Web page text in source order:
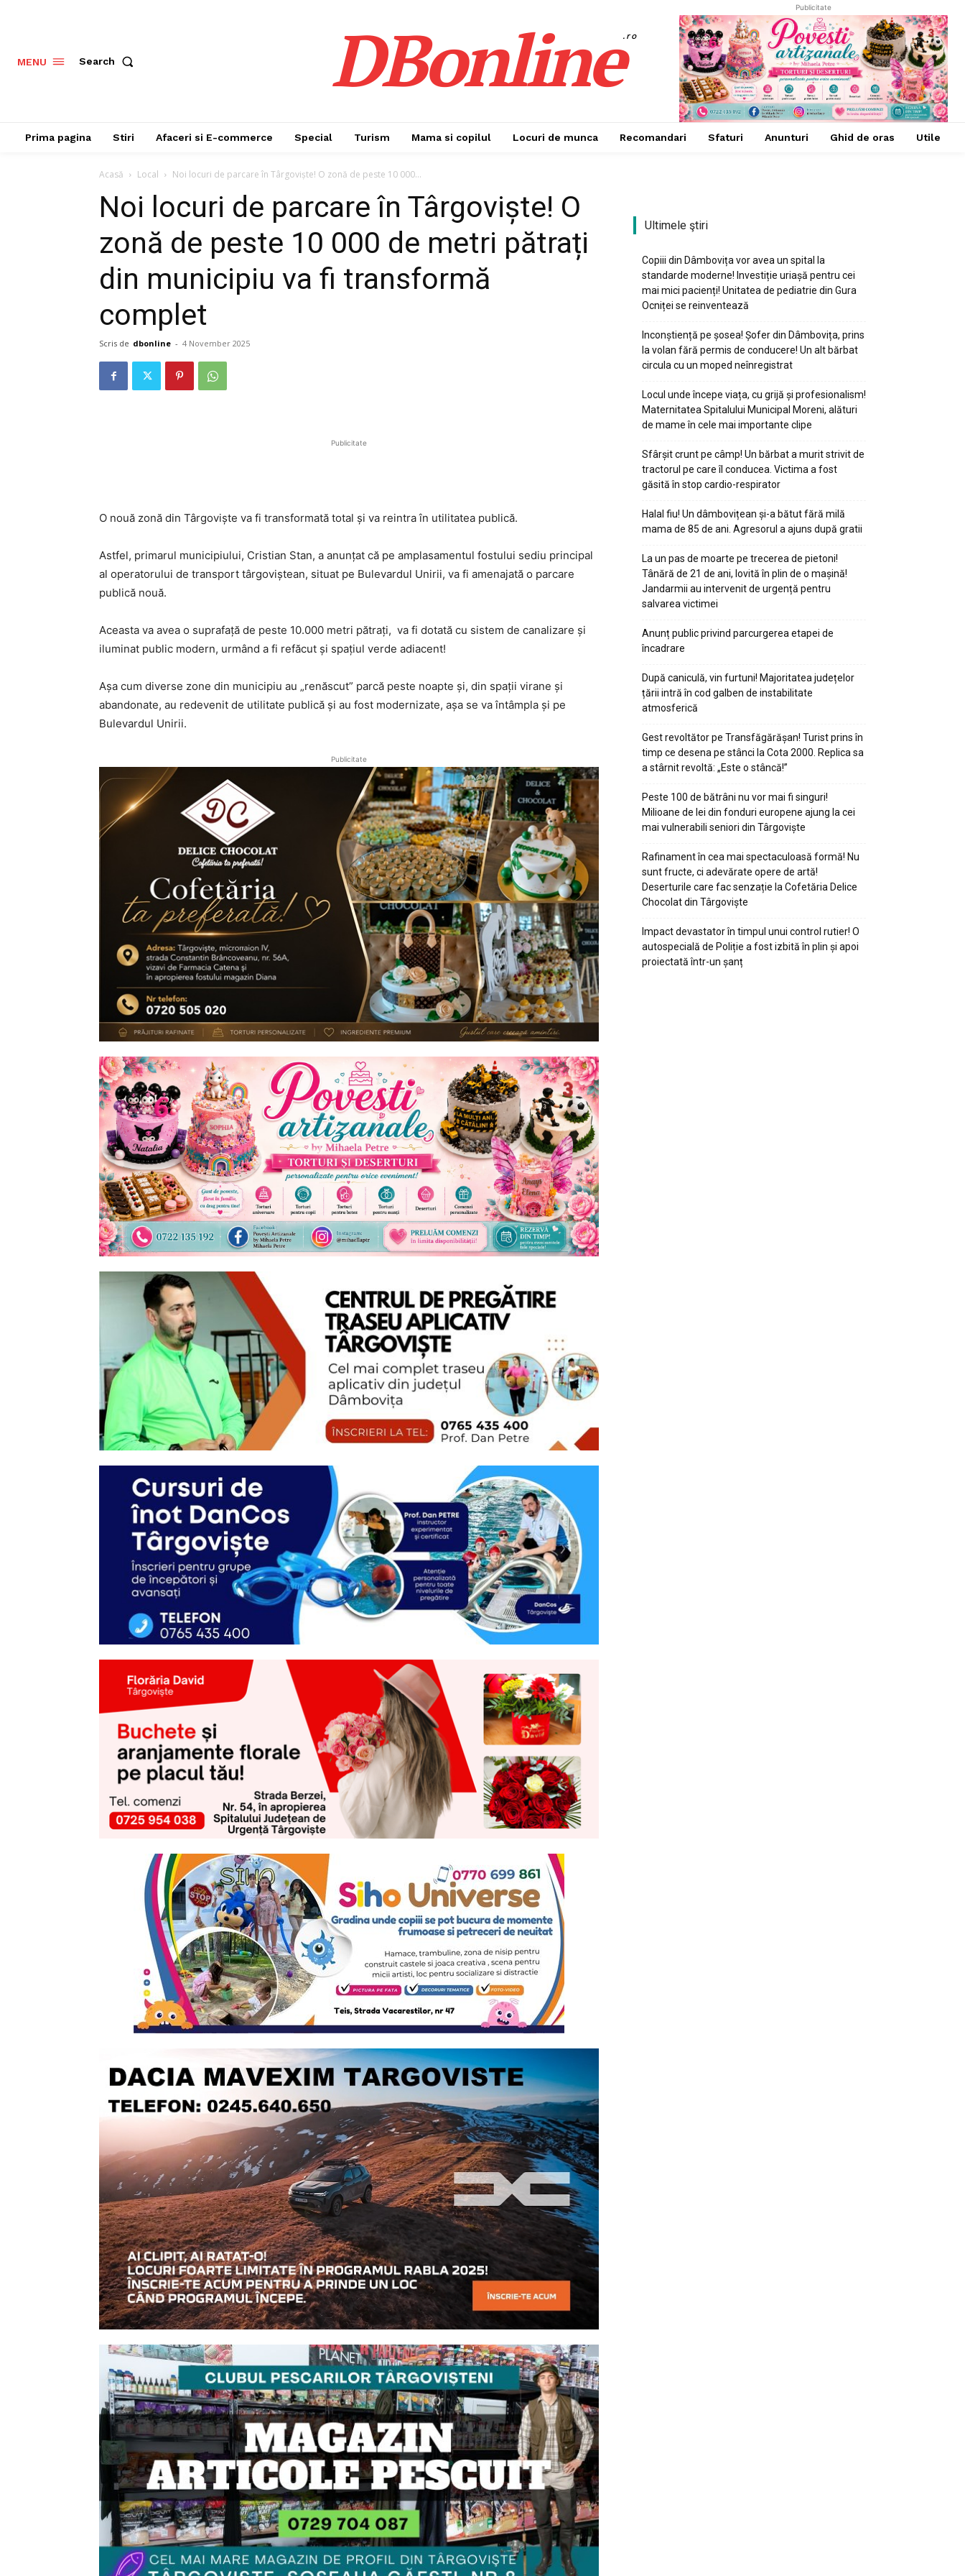
MENU Search DBonline.ro
Publicitate
Prima pagina Stiri Afaceri si E-commerce Special Turism Mama si copilul Locuri de munca Recomandari Sfaturi Anunturi Ghid de oras Utile
Acasă Local Noi locuri de parcare în Târgoviște! O zonă de peste 10 000...
Noi locuri de parcare în Târgoviște! O
zonă de peste 10 000 de metri pătrați
din municipiu va fi transformă
complet
Scris de dbonline - 4 November 2025
Publicitate
O nouă zonă din Târgoviște va fi transformată total și va reintra în utilitatea publică.
Astfel, primarul municipiului, Cristian Stan, a anunțat că pe amplasamentul fostului sediu principal
al operatorului de transport târgoviștean, situat pe Bulevardul Unirii, va fi amenajată o parcare
publică nouă.
Aceasta va avea o suprafață de peste 10.000 metri pătrați, va fi dotată cu sistem de canalizare și
iluminat public modern, urmând a fi refăcut și spațiul verde adiacent!
Așa cum diverse zone din municipiu au „renăscut” parcă peste noapte și, din spații virane și
abandonate, au redevenit de utilitate publică și au fost modernizate, așa se va întâmpla și pe
Bulevardul Unirii.
Publicitate
Ultimele ştiri
Copiii din Dâmbovița vor avea un spital la
standarde moderne! Investiție uriașă pentru cei
mai mici pacienți! Unitatea de pediatrie din Gura
Ocniței se reinventează
Inconștiență pe șosea! Șofer din Dâmbovița, prins
la volan fără permis de conducere! Un alt bărbat
circula cu un moped neînregistrat
Locul unde începe viața, cu grijă și profesionalism!
Maternitatea Spitalului Municipal Moreni, alături
de mame în cele mai importante clipe
Sfârșit crunt pe câmp! Un bărbat a murit strivit de
tractorul pe care îl conducea. Victima a fost
găsită în stop cardio-respirator
Halal fiu! Un dâmbovițean și-a bătut fără milă
mama de 85 de ani. Agresorul a ajuns după gratii
La un pas de moarte pe trecerea de pietoni!
Tânără de 21 de ani, lovită în plin de o mașină!
Jandarmii au intervenit de urgență pentru
salvarea victimei
Anunț public privind parcurgerea etapei de
încadrare
După caniculă, vin furtuni! Majoritatea județelor
țării intră în cod galben de instabilitate
atmosferică
Gest revoltător pe Transfăgărășan! Turist prins în
timp ce desena pe stânci la Cota 2000. Replica sa
a stârnit revoltă: „Este o stâncă!”
Peste 100 de bătrâni nu vor mai fi singuri!
Milioane de lei din fonduri europene ajung la cei
mai vulnerabili seniori din Târgoviște
Rafinament în cea mai spectaculoasă formă! Nu
sunt fructe, ci adevărate opere de artă!
Deserturile care fac senzație la Cofetăria Delice
Chocolat din Târgoviște
Impact devastator în timpul unui control rutier! O
autospecială de Poliție a fost izbită în plin și apoi
proiectată într-un șanț